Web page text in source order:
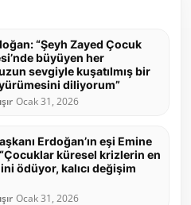
“Şeyh Zayed Çocuk
büyüyen her
sevgiyle kuşatılmış bir
diliyorum”
Ocak 31, 2026
Erdoğan’ın eşi Emine
küresel krizlerin en
ödüyor, kalıcı değişim
Ocak 31, 2026